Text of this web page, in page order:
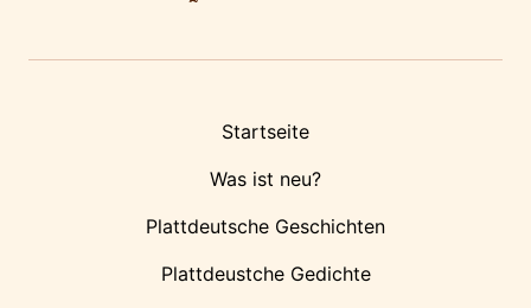
Startseite
Was ist neu?
Plattdeutsche Geschichten
Plattdeustche Gedichte